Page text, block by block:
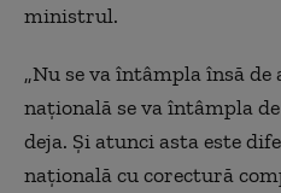
ministrul.
„Nu se va întâmpla însă
națională se va întâmpla
deja. Și atunci asta este
națională cu corectură